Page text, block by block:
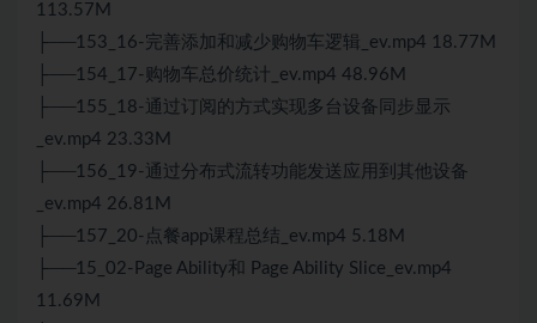
113.57M
├──153_16-完善添加和减少购物车逻辑_ev.mp4 18.77M
├──154_17-购物车总价统计_ev.mp4 48.96M
├──155_18-通过订阅的方式实现多台设备同步显示
_ev.mp4 23.33M
├──156_19-通过分布式流转功能发送应用到其他设备
_ev.mp4 26.81M
├──157_20-点餐app课程总结_ev.mp4 5.18M
├──15_02-Page Ability和 Page Ability Slice_ev.mp4
11.69M